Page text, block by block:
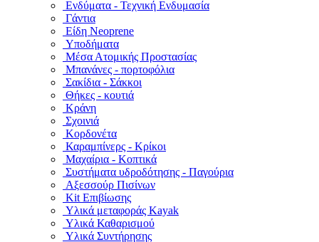
Ενδύματα - Τεχνική Ενδυμασία
Γάντια
Είδη Neoprene
Υποδήματα
Μέσα Ατομικής Προστασίας
Μπανάνες - πορτοφόλια
Σακίδια - Σάκκοι
Θήκες - κουτιά
Κράνη
Σχοινιά
Κορδονέτα
Καραμπίνερς - Κρίκοι
Μαχαίρια - Κοπτικά
Συστήματα υδροδότησης - Παγούρια
Αξεσσούρ Πισίνων
Kit Επιβίωσης
Υλικά μεταφοράς Kayak
Υλικά Καθαρισμού
Υλικά Συντήρησης